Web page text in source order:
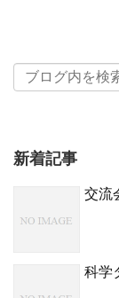
新着記事
交流
科学